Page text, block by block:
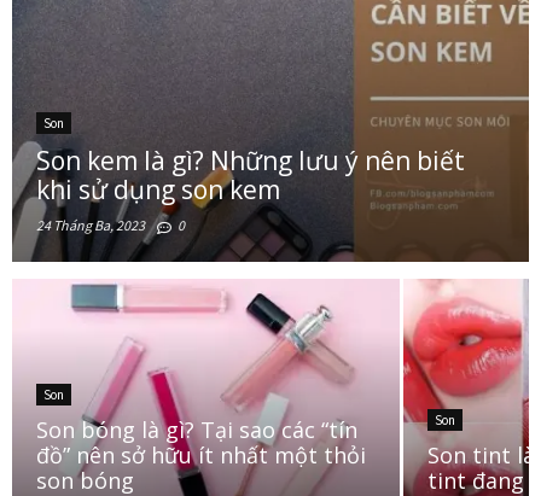
Son
Son kem là gì? Những lưu ý nên biết
khi sử dụng son kem
24 Tháng Ba, 2023 0
Son
Son bóng là gì? Tại sao các “tín
đồ” nên sở hữu ít nhất một thỏi
son bóng
Son
Son tint là
tint đang